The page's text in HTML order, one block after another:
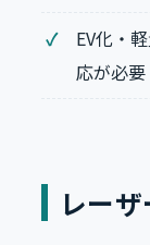
EV化・
応が必要
レー